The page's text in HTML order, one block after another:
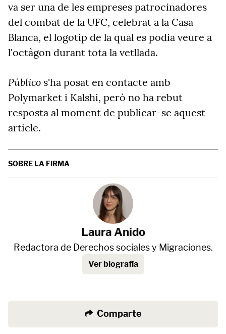
va ser una de les empreses patrocinadores
del combat de la UFC, celebrat a la Casa
Blanca, el logotip de la qual es podia veure a
l'octàgon durant tota la vetllada.
Público s'ha posat en contacte amb
Polymarket i Kalshi, però no ha rebut
resposta al moment de publicar-se aquest
article.
SOBRE LA FIRMA
Laura Anido
Redactora de Derechos sociales y Migraciones.
Ver biografía
Comparte